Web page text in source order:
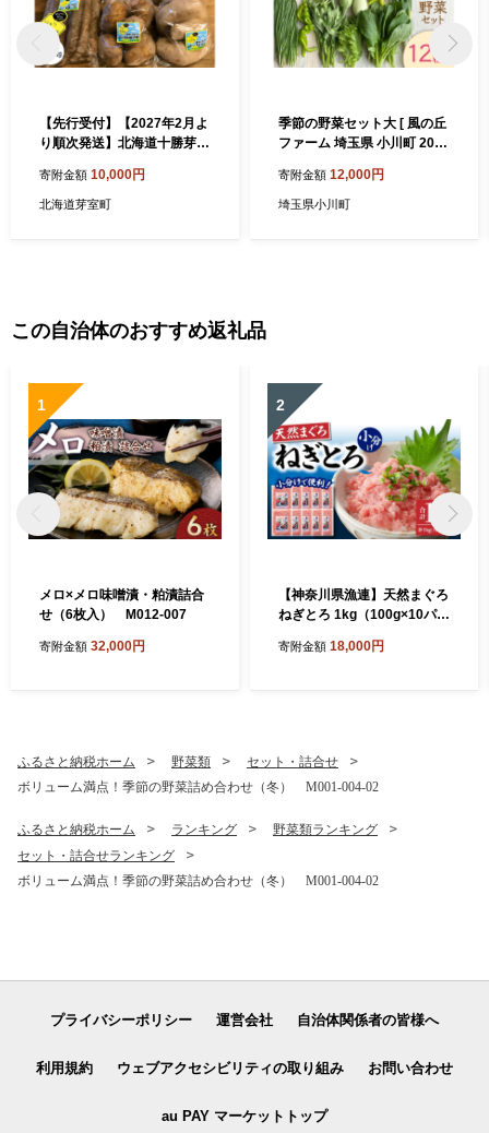
【先行受付】【2027年2月よ
り順次発送】北海道十勝芽室
ト（冬） me001-015c ／ 生
野菜 BBQ 産地直送 国産 品
寄附金額 10,000円
北海道芽室町
季節の野菜セット大 [ 風の丘
ファーム 埼玉県 小川町 206]
セット セット 詰め合わせ 旬
春 夏 秋 冬
寄附金額 12,000円
埼玉県小川町
この自治体のおすすめ返礼品
1
メロ×メロ味噌漬・粕漬詰合
せ（6枚入） M012-007
寄附金額 32,000円
2
【神奈川県漁連】天然まぐろ
ねぎとろ 1kg（100g×10パッ
015-02-12
寄附金額 18,000円
ふるさと納税ホーム 野菜類
セット・詰合せ
ボリューム満点！季節の野菜詰め合わせ（冬） M001-004-02
ふるさと納税ホーム ランキング
野菜類ランキング
セット・詰合せランキング
ボリューム満点！季節の野菜詰め合わせ（冬） M001-004-02
プライバシーポリシー 運営会社 自治体関係者の皆様へ
利用規約 ウェブアクセシビリティの取り組み お問い合わせ
au PAY マーケットトップ